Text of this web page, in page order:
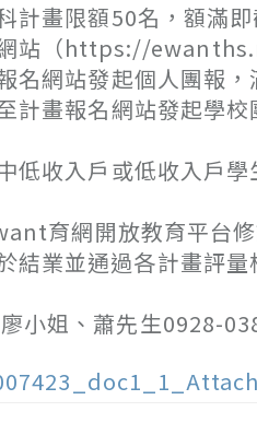
畫限額50名，額滿即
（https://
網站發起個人團報，
畫報名網站發起學校
收入戶或低收入戶學
育網開放教育平台
結業並通過各計畫評
小姐、蕭先生0928-